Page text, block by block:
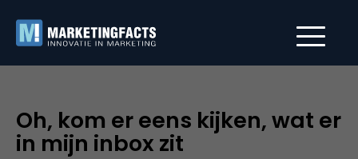
Oh, kom er eens kijken, wat er
in mijn inbox zit